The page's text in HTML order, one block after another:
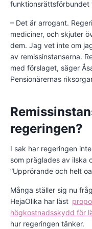
– Det är arrogant.
mediciner, och skjuter
dem. Jag vet inte om
av remissinstanserna.
med förslaget, säger
Pensionärernas
regeringen?
I sak har regeringen
som präglades av ilska
”Upprörande och helt
Många ställer sig nu
HejaOlika har läst
högkostnadsskydd för
hur regeringen tänker.